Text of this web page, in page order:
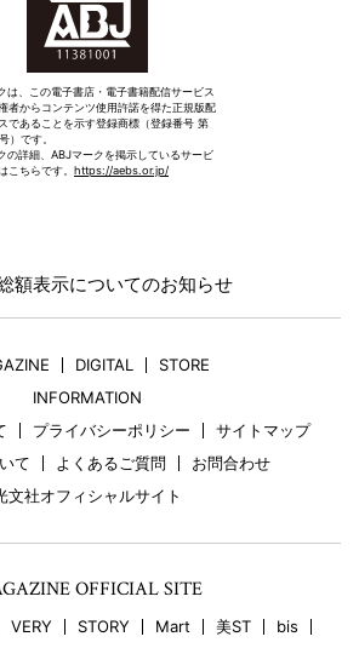
は、この電子書店・電子書籍配信サービス
者からコンテンツ使用許諾を得た正規版配
であることを示す登録商標（登録番号 第
）です。
の詳細、ABJマークを掲示しているサービ
こちらです。 https://aebs.or.jp/
額表示についてのお知らせ
DIGITAL
STORE
INFORMATION
プライバシーポリシー
サイトマップ
て
よくあるご質問
お問合わせ
文社オフィシャルサイト
OFFICIAL SITE
VERY STORY Mart 美ST bis